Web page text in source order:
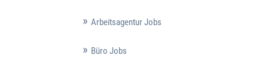
Arbeitsagentur Jobs
Büro Jobs